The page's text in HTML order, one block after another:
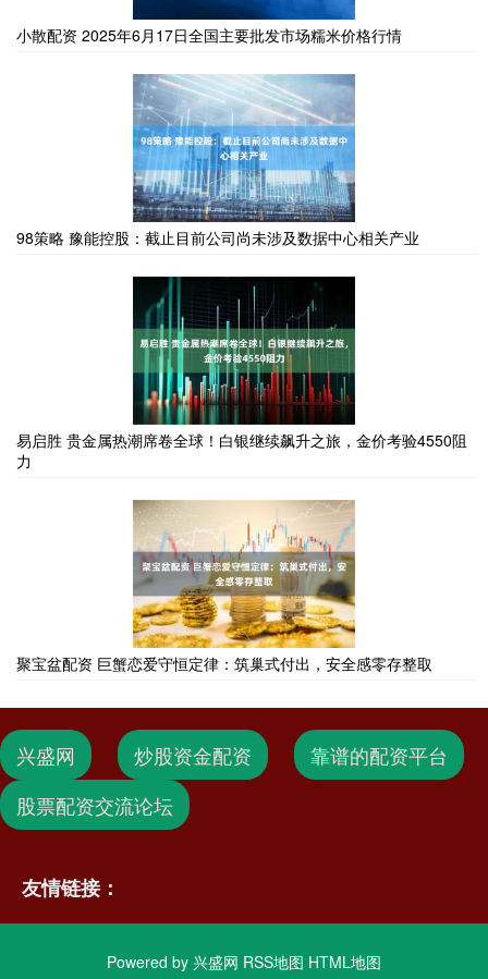
小散配资 2025年6月17日全国主要批发市场糯米价格行情
98策略 豫能控股：截止目前公司尚未涉及数据中心相关产业
易启胜 贵金属热潮席卷全球！白银继续飙升之旅，金价考验4550阻
力
聚宝盆配资 巨蟹恋爱守恒定律：筑巢式付出，安全感零存整取
兴盛网 炒股资金配资
靠谱的配资平台
股票配资交流论坛
友情链接：
Powered by 兴盛网 RSS地图 HTML地图